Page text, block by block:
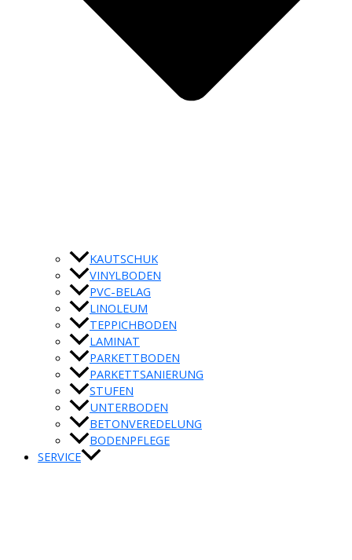
KAUTSCHUK
VINYLBODEN
PVC-BELAG
LINOLEUM
TEPPICHBODEN
LAMINAT
PARKETTBODEN
PARKETTSANIERUNG
STUFEN
UNTERBODEN
BETONVEREDELUNG
BODENPFLEGE
SERVICE